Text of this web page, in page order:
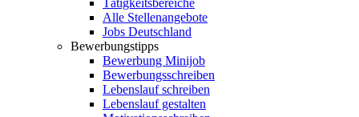
Tätigkeitsbereiche
Alle Stellenangebote
Jobs Deutschland
Bewerbungstipps
Bewerbung Minijob
Bewerbungsschreiben
Lebenslauf schreiben
Lebenslauf gestalten